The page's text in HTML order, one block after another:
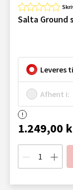
Salta Ground
Leveres
Afhent i:
1.249,00